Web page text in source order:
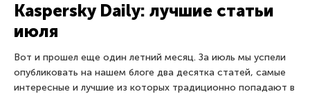
Kaspersky Daily: лучшие статьи
июля
Вот и прошел еще один летний месяц. За июль мы успели
опубликовать на нашем блоге два десятка статей, самые
интересные и лучшие из которых традиционно попадают в